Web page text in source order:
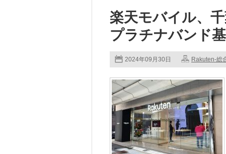
楽天モバイル、
プラチナバンド
2024年09月30日 Rakuten-総